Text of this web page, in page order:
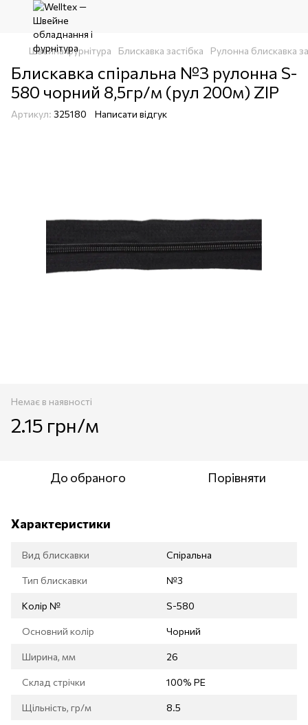
Швейна фурнітура Блискавка застібка Рулонна блискавка
Блискавка спіральна №3 рулонна S-
580 чорний 8,5гр/м (рул 200м) ZIP
Артикул: 325180 Написати відгук
Немає в наявності
2.15 грн/м
До обраного Порівняти
Характеристики
Вид блискавки Спіральна
Тип блискавки №3
Колір № S-580
Основний колір Чорний
Ширина, мм 26
Склад стрічки 100% PE
Щільність, гр/м 8.5